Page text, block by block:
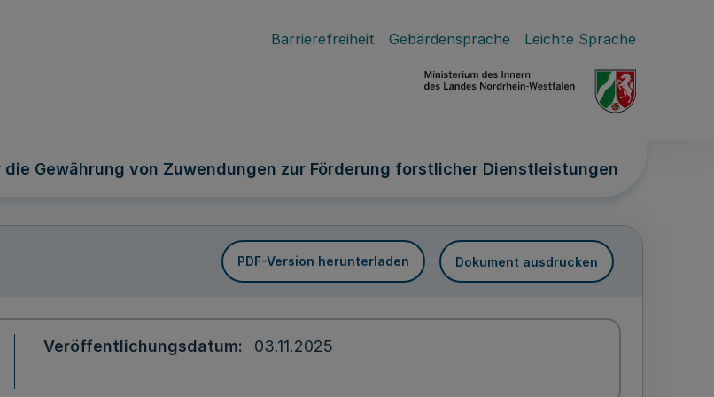
Barrierefreiheit Gebärdensprache Leichte Sprache
die Gewährung von Zuwendungen zur Förderung forstlicher Dienstleistungen
PDF-Version herunterladen Dokument ausdrucken
Veröffentlichungsdatum 03.11.2025